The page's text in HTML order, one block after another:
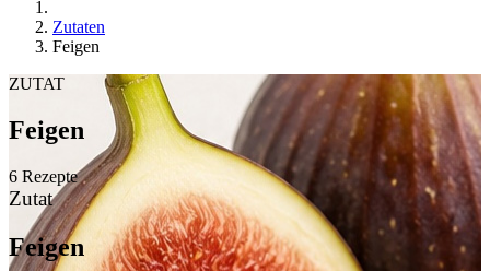
Zutaten
Feigen
ZUTAT
Feigen
6 Rezepte
Zutat
Feigen